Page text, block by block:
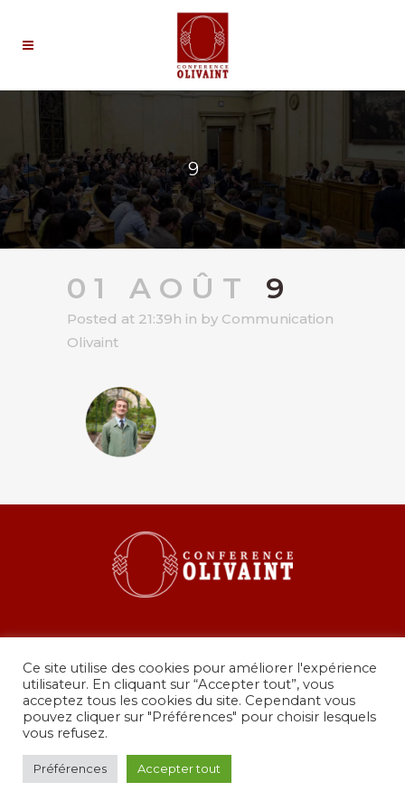
9
01 AOÛT 9
Posted at 21:39h in by Communication
Olivaint
36 rue de Grenelle, 75007 Paris
presidence@conferenceolivaint.fr
© Copyright 2024 - Conférence Olivaint -
Ce site utilise des cookies pour améliorer l'expérience
utilisateur. En cliquant sur “Accepter tout”, vous
acceptez tous les cookies du site. Cependant vous
pouvez cliquer sur "Préférences" pour choisir lesquels
vous refusez.
Préférences Accepter tout